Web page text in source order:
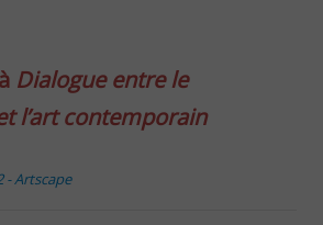
Dialogue entre le
l’art contemporain
- Artscape